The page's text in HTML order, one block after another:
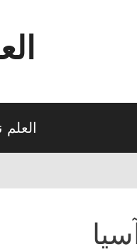
العلم